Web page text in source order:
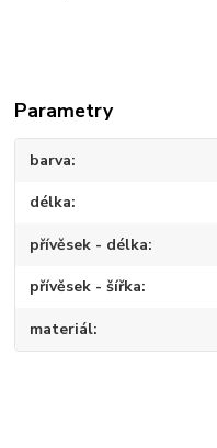
Parametry
barva
délka
přívěsek - délka
přívěsek - šířka
materiál